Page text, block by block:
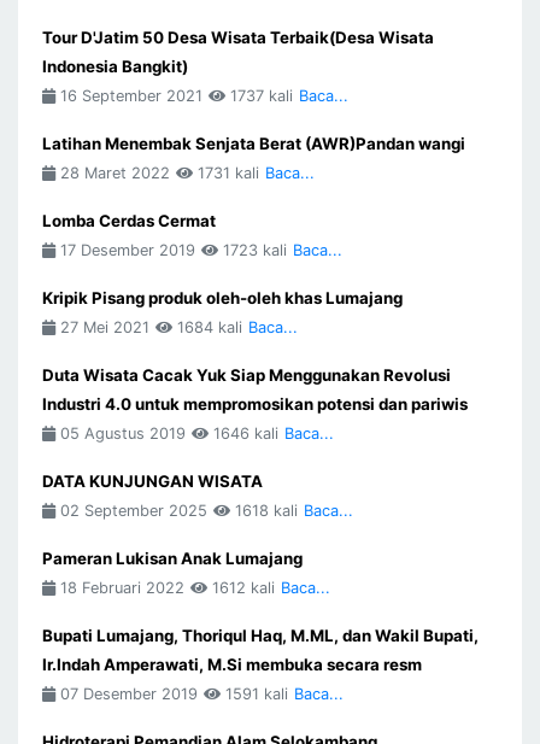
Tour D'Jatim 50 Desa Wisata Terbaik(Desa Wisata
Indonesia Bangkit)
16 September 2021 1737 kali Baca...
Latihan Menembak Senjata Berat (AWR)Pandan wangi
28 Maret 2022 1731 kali Baca...
Lomba Cerdas Cermat
17 Desember 2019 1723 kali Baca...
Kripik Pisang produk oleh-oleh khas Lumajang
27 Mei 2021 1684 kali Baca...
Duta Wisata Cacak Yuk Siap Menggunakan Revolusi
Industri 4.0 untuk mempromosikan potensi dan pariwis
05 Agustus 2019 1646 kali Baca...
DATA KUNJUNGAN WISATA
02 September 2025 1618 kali Baca...
Pameran Lukisan Anak Lumajang
18 Februari 2022 1612 kali Baca...
Bupati Lumajang, Thoriqul Haq, M.ML, dan Wakil Bupati,
Ir.Indah Amperawati, M.Si membuka secara resm
07 Desember 2019 1591 kali Baca...